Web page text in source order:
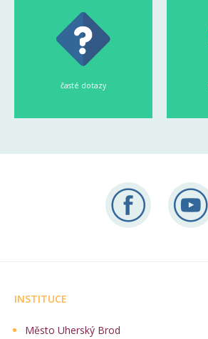
časté dotazy
INSTITUCE
Město Uherský Brod